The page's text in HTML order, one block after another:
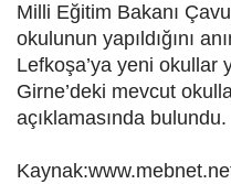
Milli Eğitim Bakanı
okulunun yapıldığını
Lefkoşa’ya yeni okullar
Girne’deki mevcut
açıklamasında bulundu.